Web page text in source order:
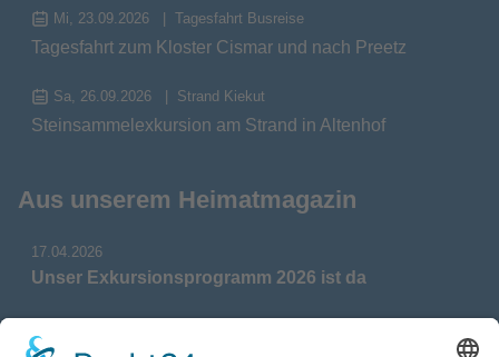
Mi, 23.09.2026 Tagesfahrt Busreise
Tagesfahrt zum Kloster Cismar und nach Preetz
Sa, 26.09.2026 Strand Kiekut
Steinsammelexkursion am Strand in Altenhof
Aus unserem Heimatmagazin
17.04.2026
Unser Exkursionsprogramm 2026 ist da
17.04.2026